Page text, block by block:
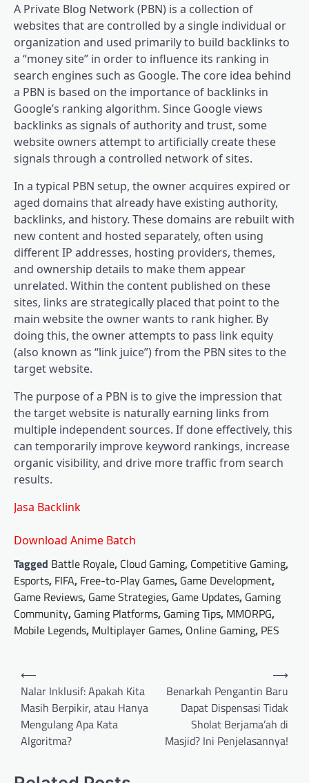
A Private Blog Network (PBN) is a collection of
websites that are controlled by a single individual or
organization and used primarily to build backlinks to
a “money site” in order to influence its ranking in
search engines such as Google. The core idea behind
a PBN is based on the importance of backlinks in
Google’s ranking algorithm. Since Google views
backlinks as signals of authority and trust, some
website owners attempt to artificially create these
signals through a controlled network of sites.
In a typical PBN setup, the owner acquires expired or
aged domains that already have existing authority,
backlinks, and history. These domains are rebuilt with
new content and hosted separately, often using
different IP addresses, hosting providers, themes,
and ownership details to make them appear
unrelated. Within the content published on these
sites, links are strategically placed that point to the
main website the owner wants to rank higher. By
doing this, the owner attempts to pass link equity
(also known as “link juice”) from the PBN sites to the
target website.
The purpose of a PBN is to give the impression that
the target website is naturally earning links from
multiple independent sources. If done effectively, this
can temporarily improve keyword rankings, increase
organic visibility, and drive more traffic from search
results.
Jasa Backlink
Download Anime Batch
Tagged Battle Royale, Cloud Gaming, Competitive Gaming,
Esports, FIFA, Free-to-Play Games, Game Development,
Game Reviews, Game Strategies, Game Updates, Gaming
Community, Gaming Platforms, Gaming Tips, MMORPG,
Mobile Legends, Multiplayer Games, Online Gaming, PES
Post
navigation
⟵
Nalar Inklusif: Apakah Kita
Masih Berpikir, atau Hanya
Mengulang Apa Kata
Algoritma?
Benarkah Pengantin Baru
Dapat Dispensasi Tidak
Sholat Berjama’ah di
Masjid? Ini Penjelasannya!
⟶